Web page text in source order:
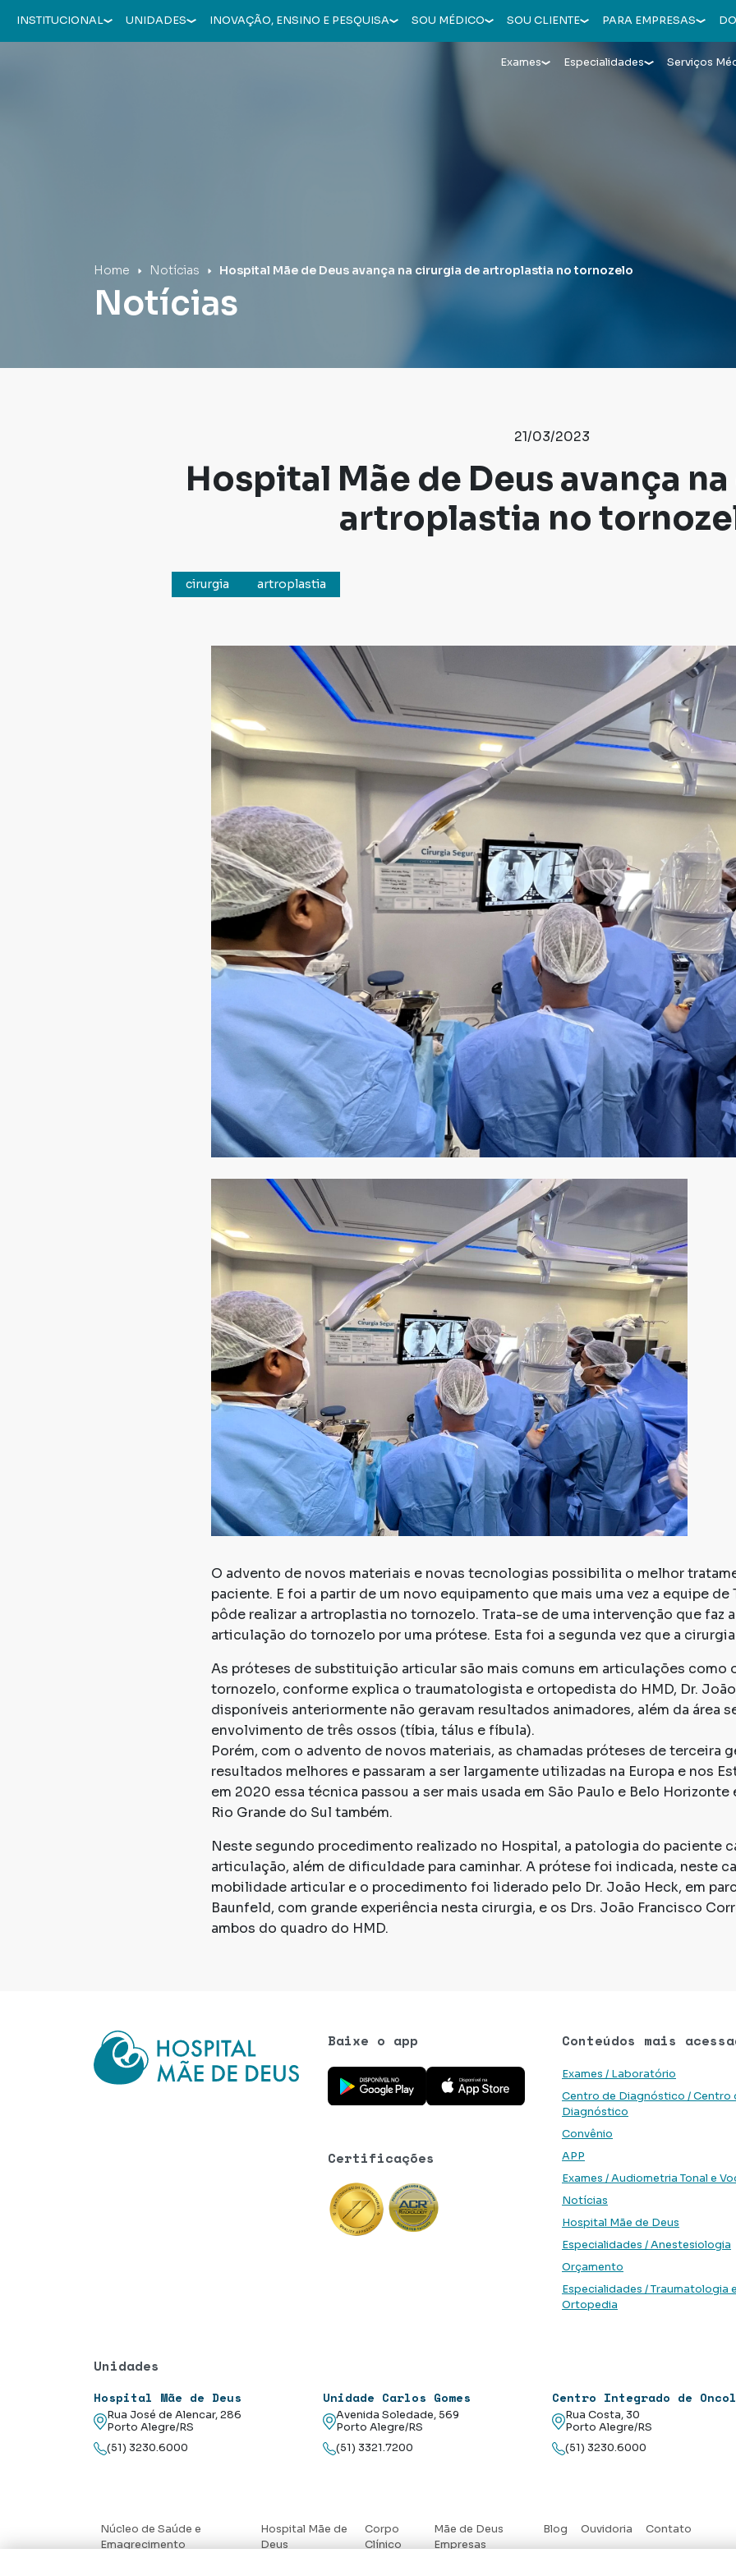
INSTITUCIONAL UNIDADES INOVAÇÃO, ENSINO E PESQUISA SOU MÉDICO SOU CLIENTE PARA EMPRESAS
Exames Especialidades Serviços
Home Notícias Hospital Mãe de Deus avança na cirurgia de artroplastia no tornozelo
Notícias
21/03/2023
Hospital Mãe de Deus avança
artroplastia no
cirurgia artroplastia
O advento de novos materiais e novas tecnologias possibilita o melhor
paciente. E foi a partir de um novo equipamento que mais uma vez a equipe
pôde realizar a artroplastia no tornozelo. Trata-se de uma intervenção que faz
articulação do tornozelo por uma prótese. Esta foi a segunda vez que a
As próteses de substituição articular são mais comuns em articulações como
tornozelo, conforme explica o traumatologista e ortopedista do HMD, Dr.
disponíveis anteriormente não geravam resultados animadores, além da área
envolvimento de três ossos (tíbia, tálus e fíbula).
Porém, com o advento de novos materiais, as chamadas próteses de terceira
resultados melhores e passaram a ser largamente utilizadas na Europa e nos
em 2020 essa técnica passou a ser mais usada em São Paulo e Belo Horizonte
Rio Grande do Sul também.
Neste segundo procedimento realizado no Hospital, a patologia do paciente
articulação, além de dificuldade para caminhar. A prótese foi indicada, neste
mobilidade articular e o procedimento foi liderado pelo Dr. João Heck, em
Baunfeld, com grande experiência nesta cirurgia, e os Drs. João Francisco
ambos do quadro do HMD.
Conteúdos mais
Exames / Laboratório
Centro de Diagnóstico / Centro
Diagnóstico
Convênio
APP
Exames / Audiometria Tonal e
Notícias
Hospital Mãe de Deus
Especialidades / Anestesiologia
Orçamento
Especialidades / Traumatologia e
Ortopedia
Baixe o app
Baixe o aplicativo na Google Play Store
Baixe o aplicativo na App Store
Certificações
Unidades
Hospital Mãe de Deus
Rua José de Alencar, 286
Porto Alegre/RS
(51) 3230.6000
Unidade Carlos Gomes
Avenida Soledade, 569
Porto Alegre/RS
(51) 3321.7200
Centro Integrado de
Rua Costa, 30
Porto Alegre/RS
(51) 3230.6000
Núcleo de Saúde e
Emagrecimento
Hospital Mãe de
Deus
Corpo
Clínico
Mãe de Deus
Empresas
Blog Ouvidoria Contato